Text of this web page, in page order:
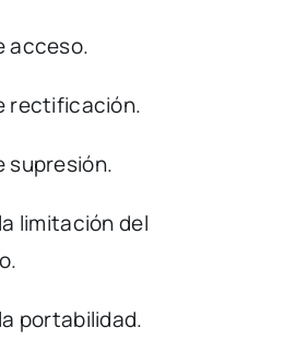
acceso.
rectificación.
supresión.
limitación del
portabilidad.